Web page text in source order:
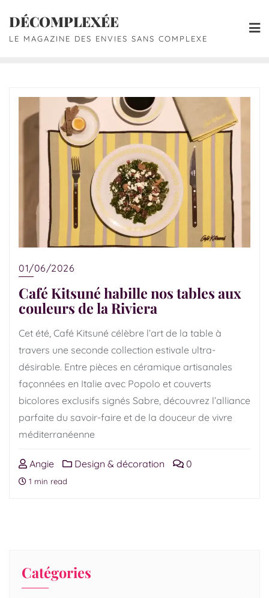
DÉCOMPLEXÉE
LE MAGAZINE DES ENVIES SANS COMPLEXE
01/06/2026
Café Kitsuné habille nos tables aux
couleurs de la Riviera
Cet été, Café Kitsuné célèbre l’art de la table à
travers une seconde collection estivale ultra-
désirable. Entre pièces en céramique artisanales
façonnées en Italie avec Popolo et couverts
bicolores exclusifs signés Sabre, découvrez l’alliance
parfaite du savoir-faire et de la douceur de vivre
méditerranéenne
Angie Design & décoration 0
1 min read
Catégories